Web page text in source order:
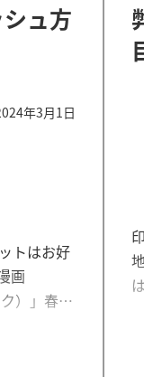
ュ方
年3月1日
トはお好
画
）」春…